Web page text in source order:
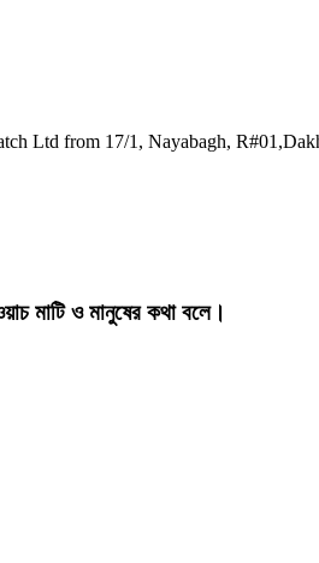
Ltd from 17/1, Nayabagh,
মাটি ও মানুষের কথা বলে।